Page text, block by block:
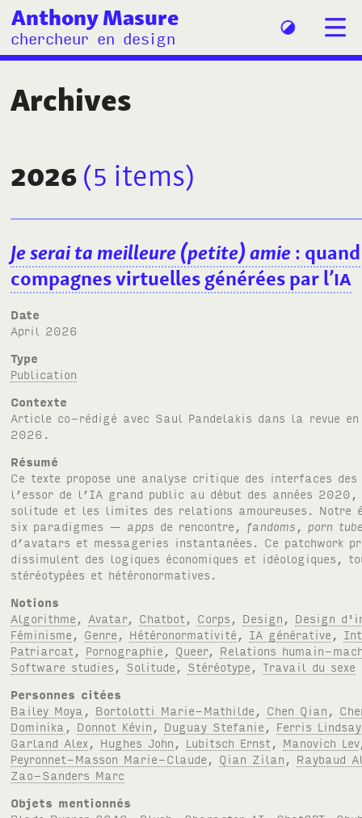
Anthony Masure
chercheur en design
Archives
2026(5 items)
Je serai ta meilleure (petite) amie:
compagnes virtuelles générées par l’IA
Date
April 2026
Type
Publication
Contexte
Article co-rédigé avec Saul Pandelakis dans la revue
2026.
Résumé
Ce texte propose une analyse critique des interfaces
l’essor de l’IA grand public au début des années
solitude et les limites des relations amoureuses. Notre
six paradigmes — apps de rencontre, fandoms
porn
d’avatars et messageries instantanées. Ce patchwork
dissimulent des logiques économiques et idéologiques,
stéréotypées et hétéronormatives.
Notions
Algorithme
Avatar, Chatbot Corps Design
Design
Féminisme
Genre Hétéronormativité IA générative
Patriarcat
Pornographie Queer, Relations humain-
Software studies
Solitude Stéréotype ,Travail du sexe
Personnes citées
Bailey Moya
Bortolotti Marie-Mathilde Chen Qian
Dominika
Donnot Kévin Duguay Stefanie Ferris Lindsay
Garland Alex
Hughes John Lubitsch Ernst Manovich Lev
Peyronnet-Masson Marie-Claude
Qian Zilan
Raybaud
Zao-Sanders Marc
Objets mentionnés